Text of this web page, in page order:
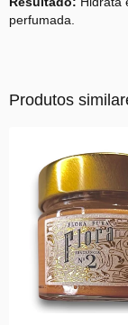
perfumada.
Produtos